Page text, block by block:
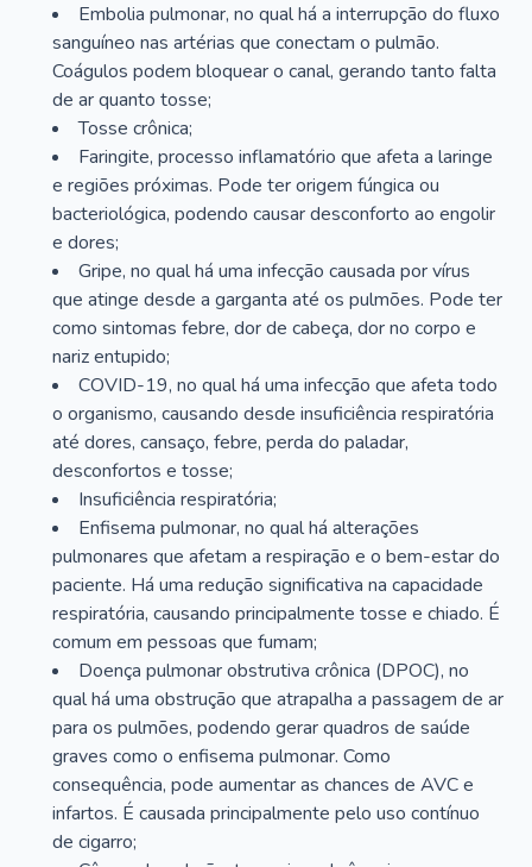
Embolia pulmonar, no qual há a interrupção do fluxo
sanguíneo nas artérias que conectam o pulmão.
Coágulos podem bloquear o canal, gerando tanto falta
de ar quanto tosse;
Tosse crônica;
Faringite, processo inflamatório que afeta a laringe
e regiões próximas. Pode ter origem fúngica ou
bacteriológica, podendo causar desconforto ao engolir
e dores;
Gripe, no qual há uma infecção causada por vírus
que atinge desde a garganta até os pulmões. Pode ter
como sintomas febre, dor de cabeça, dor no corpo e
nariz entupido;
COVID-19, no qual há uma infecção que afeta todo
o organismo, causando desde insuficiência respiratória
até dores, cansaço, febre, perda do paladar,
desconfortos e tosse;
Insuficiência respiratória;
Enfisema pulmonar, no qual há alterações
pulmonares que afetam a respiração e o bem-estar do
paciente. Há uma redução significativa na capacidade
respiratória, causando principalmente tosse e chiado. É
comum em pessoas que fumam;
Doença pulmonar obstrutiva crônica (DPOC), no
qual há uma obstrução que atrapalha a passagem de ar
para os pulmões, podendo gerar quadros de saúde
graves como o enfisema pulmonar. Como
consequência, pode aumentar as chances de AVC e
infartos. É causada principalmente pelo uso contínuo
de cigarro;